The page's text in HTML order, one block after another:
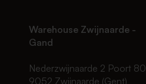
Warehouse Zwijnaarde -
Gand
Nederzwijnaarde 2 Poort 80
9052 Zwijnaarde (Gent)